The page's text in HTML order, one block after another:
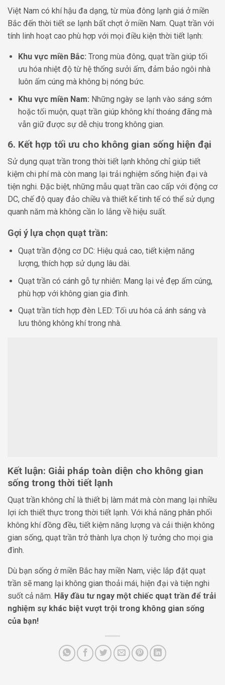
Việt Nam có khí hậu đa dạng, từ mùa đông lạnh giá ở miền
Bắc đến thời tiết se lạnh bất chợt ở miền Nam. Quạt trần với
tính linh hoạt cao phù hợp với mọi điều kiện thời tiết lạnh:
Khu vực miền Bắc: Trong mùa đông, quạt trần giúp tối
ưu hóa nhiệt độ từ hệ thống sưởi ấm, đảm bảo ngôi nhà
luôn ấm cúng mà không bị nóng bức.
Khu vực miền Nam: Những ngày se lạnh vào sáng sớm
hoặc tối muộn, quạt trần giúp không khí thoáng đãng mà
vẫn giữ được sự dễ chịu trong không gian.
6. Kết hợp tối ưu cho không gian sống hiện đại
Sử dụng quạt trần trong thời tiết lạnh không chỉ giúp tiết
kiệm chi phí mà còn mang lại trải nghiệm sống hiện đại và
tiện nghi. Đặc biệt, những mẫu quạt trần cao cấp với động cơ
DC, chế độ quay đảo chiều và thiết kế tinh tế có thể sử dụng
quanh năm mà không cần lo lắng về hiệu suất.
Gợi ý lựa chọn quạt trần:
Quạt trần động cơ DC: Hiệu quả cao, tiết kiệm năng
lượng, thích hợp sử dụng lâu dài.
Quạt trần có cánh gỗ tự nhiên: Mang lại vẻ đẹp ấm cúng,
phù hợp với không gian gia đình.
Quạt trần tích hợp đèn LED: Tối ưu hóa cả ánh sáng và
lưu thông không khí trong nhà.
Kết luận: Giải pháp toàn diện cho không gian
sống trong thời tiết lạnh
Quạt trần không chỉ là thiết bị làm mát mà còn mang lại nhiều
lợi ích thiết thực trong thời tiết lạnh. Với khả năng phân phối
không khí đồng đều, tiết kiệm năng lượng và cải thiện không
gian sống, quạt trần trở thành lựa chọn lý tưởng cho mọi gia
đình.
Dù bạn sống ở miền Bắc hay miền Nam, việc lắp đặt quạt
trần sẽ mang lại không gian thoải mái, hiện đại và tiện nghi
suốt cả năm. Hãy đầu tư ngay một chiếc quạt trần để trải
nghiệm sự khác biệt vượt trội trong không gian sống
của bạn!